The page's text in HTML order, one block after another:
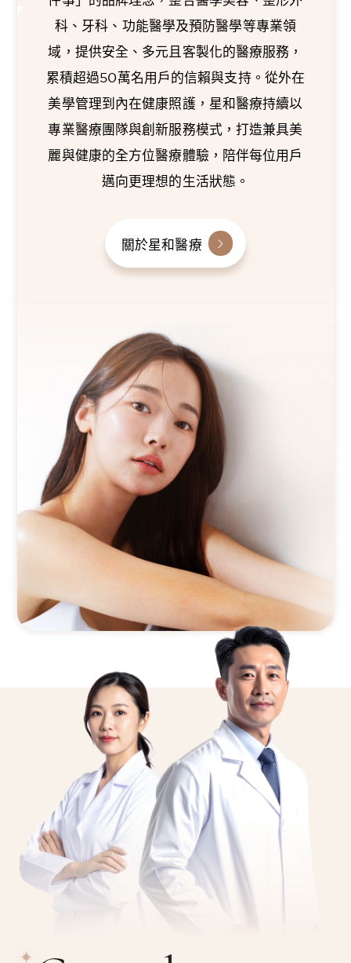
科、牙科、功能醫學及預防醫學等專業領
域，提供安全、多元且客製化的醫療服務，
累積超過50萬名用戶的信賴與支持。從外在
美學管理到內在健康照護，星和醫療持續以
專業醫療團隊與創新服務模式，打造兼具美
麗與健康的全方位醫療體驗，陪伴每位用戶
邁向更理想的生活狀態。
關於星和醫療